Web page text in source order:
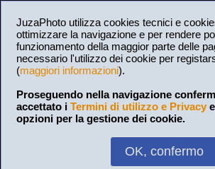
JuzaPhoto utilizza cookies tecnici e
ottimizzare la navigazione e per rendere
funzionamento della maggior parte delle
necessario l'utilizzo dei cookie per
(maggiori informazioni).
Proseguendo nella navigazione
accettato i Termini di utilizzo e Privacy
opzioni per la gestione dei cookie.
OK, confermo